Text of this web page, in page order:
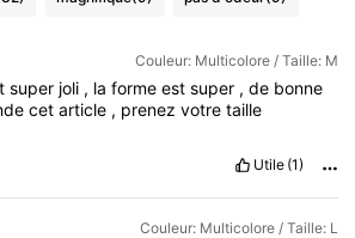
Couleur: Multicolore / Taille: M
super joli , laformeestsuper ,de bonne
cetarticle , prenezvotretaille
Utile (1)
Couleur: Multicolore / Taille: L